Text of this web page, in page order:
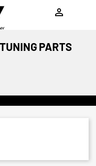

PARTS